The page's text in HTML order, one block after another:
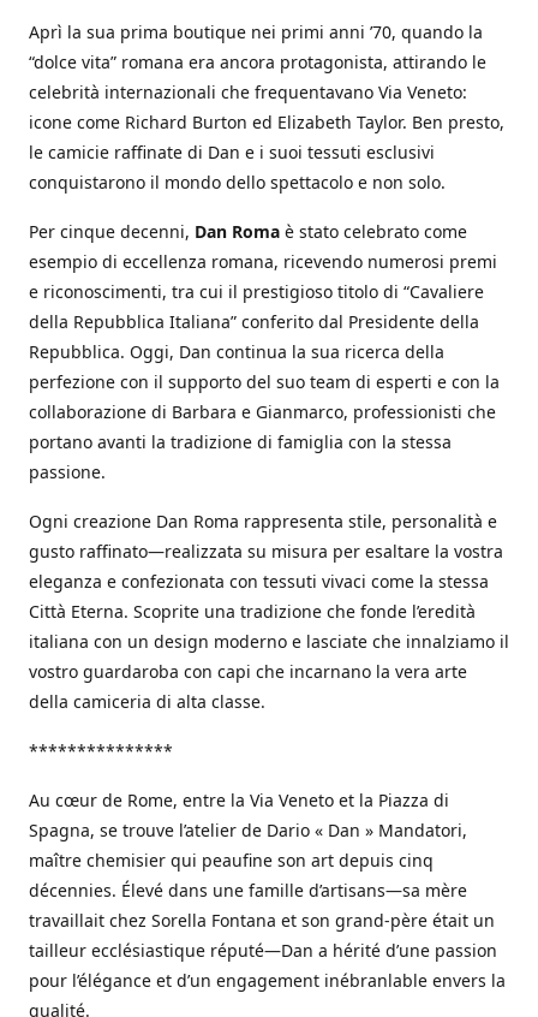
Aprì la sua prima boutique nei primi anni ’70, quando la
“dolce vita” romana era ancora protagonista, attirando le
celebrità internazionali che frequentavano Via Veneto:
icone come Richard Burton ed Elizabeth Taylor. Ben presto,
le camicie raffinate di Dan e i suoi tessuti esclusivi
conquistarono il mondo dello spettacolo e non solo.
Per cinque decenni, Dan Roma è stato celebrato come
esempio di eccellenza romana, ricevendo numerosi premi
e riconoscimenti, tra cui il prestigioso titolo di “Cavaliere
della Repubblica Italiana” conferito dal Presidente della
Repubblica. Oggi, Dan continua la sua ricerca della
perfezione con il supporto del suo team di esperti e con la
collaborazione di Barbara e Gianmarco, professionisti che
portano avanti la tradizione di famiglia con la stessa
passione.
Ogni creazione Dan Roma rappresenta stile, personalità e
gusto raffinato—realizzata su misura per esaltare la vostra
eleganza e confezionata con tessuti vivaci come la stessa
Città Eterna. Scoprite una tradizione che fonde l’eredità
italiana con un design moderno e lasciate che innalziamo il
vostro guardaroba con capi che incarnano la vera arte
della camiceria di alta classe.
***************
Au cœur de Rome, entre la Via Veneto et la Piazza di
Spagna, se trouve l’atelier de Dario « Dan » Mandatori,
maître chemisier qui peaufine son art depuis cinq
décennies. Élevé dans une famille d’artisans—sa mère
travaillait chez Sorella Fontana et son grand-père était un
tailleur ecclésiastique réputé—Dan a hérité d’une passion
pour l’élégance et d’un engagement inébranlable envers la
qualité.